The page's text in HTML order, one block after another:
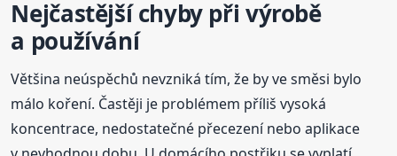
Nejčastější chyby při výrobě
a používání
Většina neúspěchů nevzniká tím, že by ve směsi bylo
málo koření. Častěji je problémem příliš vysoká
koncentrace, nedostatečné přecezení nebo aplikace